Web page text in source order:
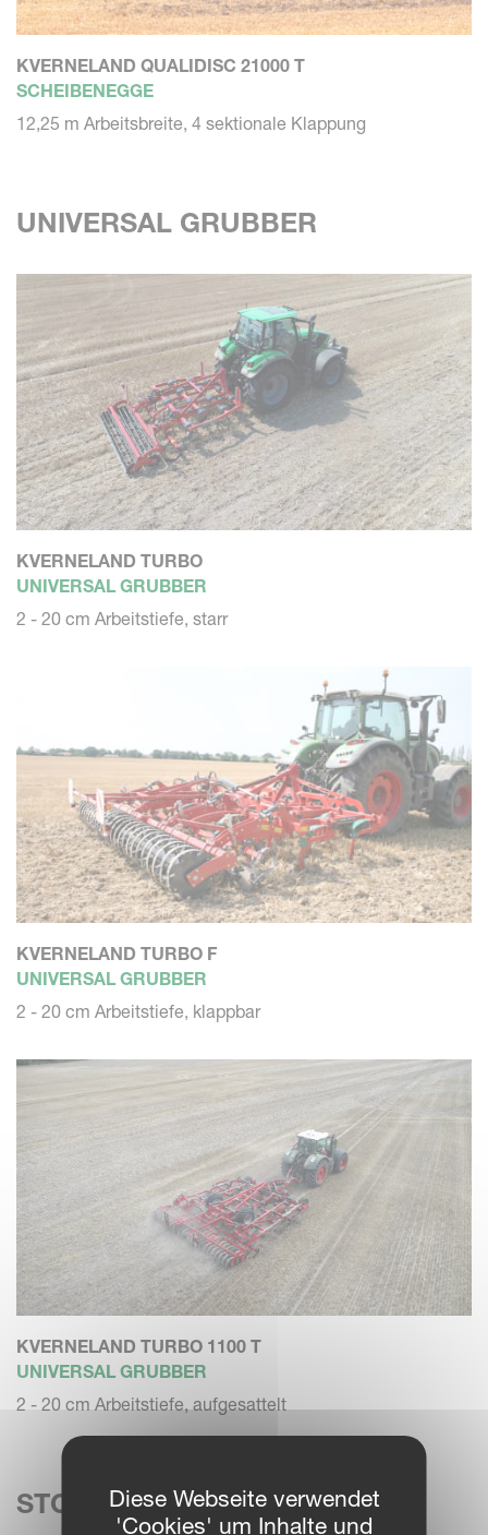
KVERNELAND QUALIDISC 21000 T
SCHEIBENEGGE
12,25 m Arbeitsbreite, 4 sektionale Klappung
UNIVERSAL GRUBBER
KVERNELAND TURBO
UNIVERSAL GRUBBER
2 - 20 cm Arbeitstiefe, starr
KVERNELAND TURBO F
UNIVERSAL GRUBBER
2 - 20 cm Arbeitstiefe, klappbar
KVERNELAND TURBO 1100 T
UNIVERSAL GRUBBER
2 - 20 cm Arbeitstiefe, aufgesattelt
STOPPELGRUBBER
Diese Webseite verwendet
'Cookies' um Inhalte und